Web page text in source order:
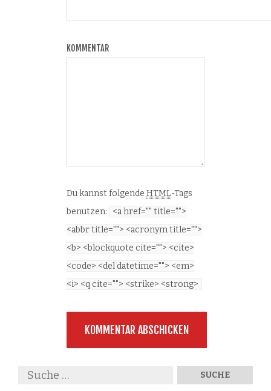
KOMMENTAR
Du kannst folgende HTML-Tags
benutzen:
<a href="" title="">
<abbr title=""> <acronym title="">
<b> <blockquote cite=""> <cite>
<code> <del datetime=""> <em>
<i> <q cite=""> <strike> <strong>